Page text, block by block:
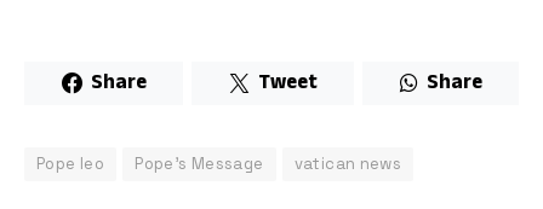
Share Tweet Share
Pope leo Pope's Message vatican news